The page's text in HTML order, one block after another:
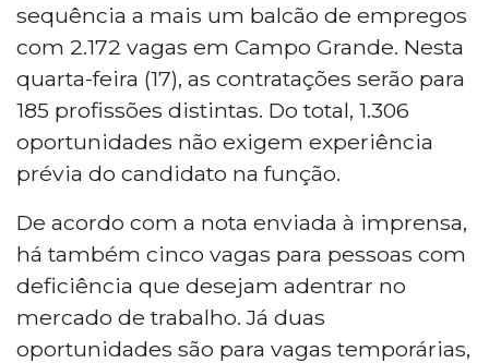
sequência a mais um balcão de empregos
com 2.172 vagas em Campo Grande. Nesta
quarta-feira (17), as contratações serão para
185 profissões distintas. Do total, 1.306
oportunidades não exigem experiência
prévia do candidato na função.
De acordo com a nota enviada à imprensa,
há também cinco vagas para pessoas com
deficiência que desejam adentrar no
mercado de trabalho. Já duas
oportunidades são para vagas temporárias,